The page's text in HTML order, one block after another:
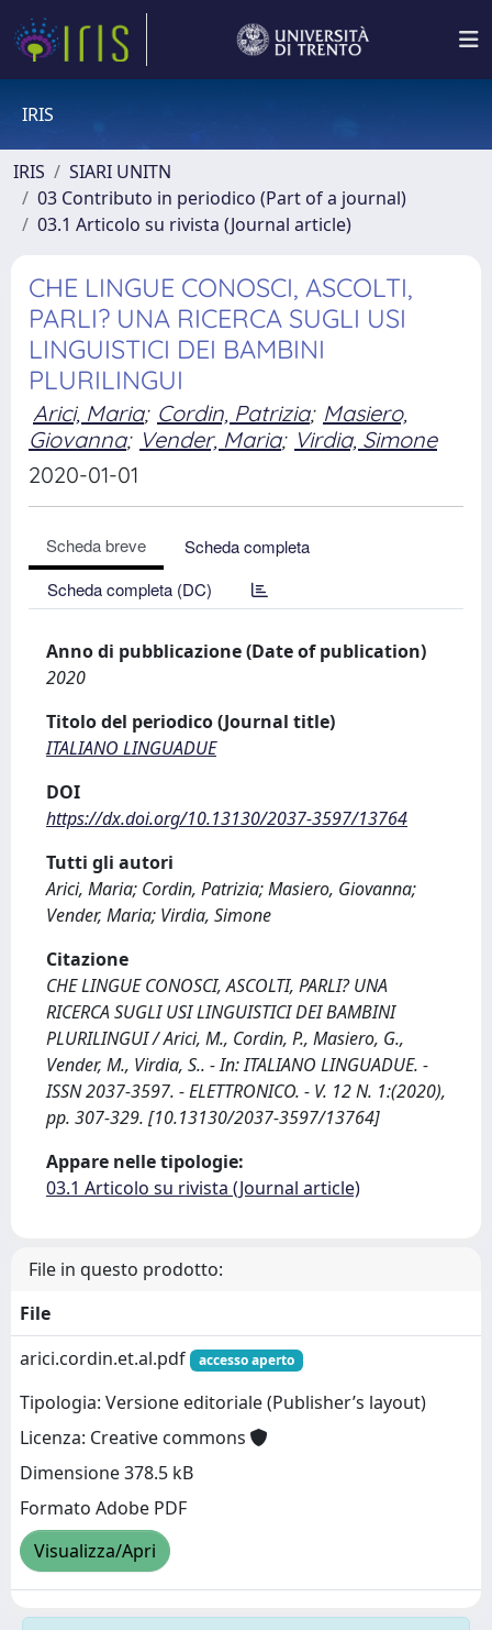
IRIS
IRIS
SIARI UNITN
03 Contributo in periodico (Part of a journal)
03.1 Articolo su rivista (Journal article)
CHE LINGUE CONOSCI, ASCOLTI,
PARLI? UNA RICERCA SUGLI USI
LINGUISTICI DEI BAMBINI
PLURILINGUI
Arici, Maria; Cordin, Patrizia; Masiero,
Giovanna; Vender, Maria; Virdia, Simone
2020-01-01
Scheda breve
Scheda completa
Scheda completa (DC)
Anno di pubblicazione (Date of publication)
2020
Titolo del periodico (Journal title)
ITALIANO LINGUADUE
DOI
https://dx.doi.org/10.13130/2037-3597/13764
Tutti gli autori
Arici, Maria; Cordin, Patrizia; Masiero, Giovanna;
Vender, Maria; Virdia, Simone
Citazione
CHE LINGUE CONOSCI, ASCOLTI, PARLI? UNA
RICERCA SUGLI USI LINGUISTICI DEI BAMBINI
PLURILINGUI / Arici, M., Cordin, P., Masiero, G.,
Vender, M., Virdia, S.. - In: ITALIANO LINGUADUE. -
ISSN 2037-3597. - ELETTRONICO. - V. 12 N. 1:(2020),
pp. 307-329. [10.13130/2037-3597/13764]
Appare nelle tipologie:
03.1 Articolo su rivista (Journal article)
File in questo prodotto:
File
arici.cordin.et.al.pdf
accesso aperto
Tipologia: Versione editoriale (Publisher’s layout)
Licenza: Creative commons
Dimensione 378.5 kB
Formato Adobe PDF
Visualizza/Apri